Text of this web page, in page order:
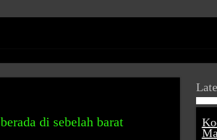
di sebelah barat